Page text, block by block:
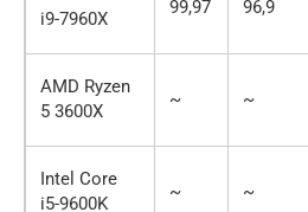
i9-7960X
99,97 96,9
AMD Ryzen
5 3600X
~ ~
Intel Core
i5-9600K
~ ~